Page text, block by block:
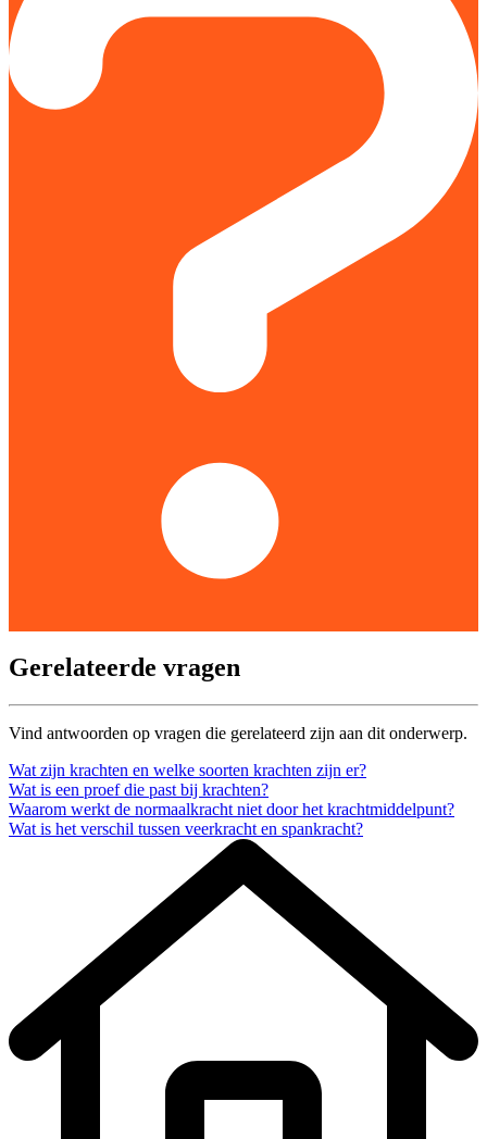
Gerelateerde vragen
Vind antwoorden op vragen die gerelateerd zijn aan dit onderwerp.
Wat zijn krachten en welke soorten krachten zijn er?
Wat is een proef die past bij krachten?
Waarom werkt de normaalkracht niet door het krachtmiddelpunt?
Wat is het verschil tussen veerkracht en spankracht?